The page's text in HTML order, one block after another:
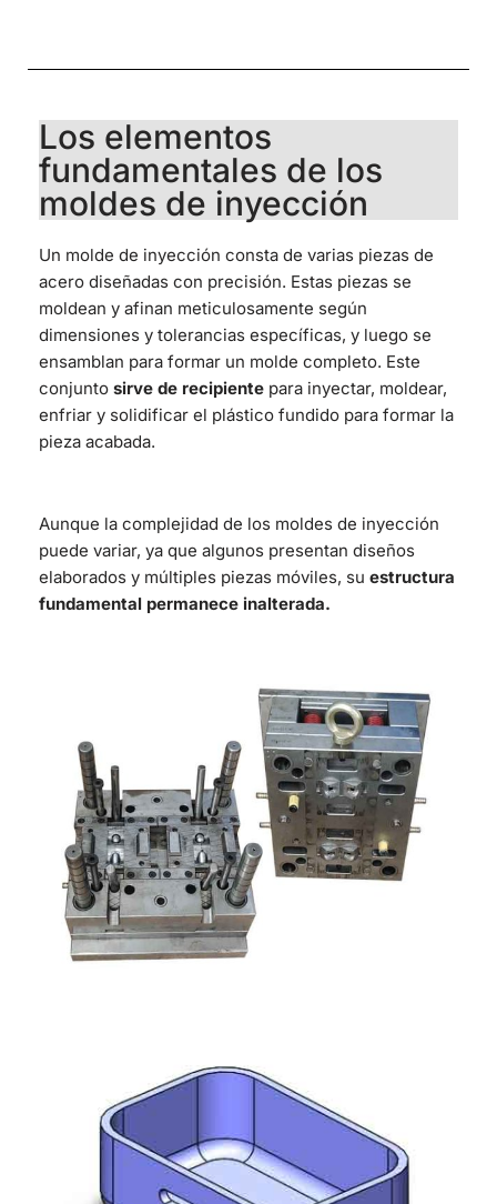
Los elementos
fundamentales de los
moldes de inyección
Un molde de inyección consta de varias piezas de
acero diseñadas con precisión. Estas piezas se
moldean y afinan meticulosamente según
dimensiones y tolerancias específicas, y luego se
ensamblan para formar un molde completo. Este
conjunto sirve de recipiente para inyectar, moldear,
enfriar y solidificar el plástico fundido para formar la
pieza acabada.
Aunque la complejidad de los moldes de inyección
puede variar, ya que algunos presentan diseños
elaborados y múltiples piezas móviles, su estructura
fundamental permanece inalterada.